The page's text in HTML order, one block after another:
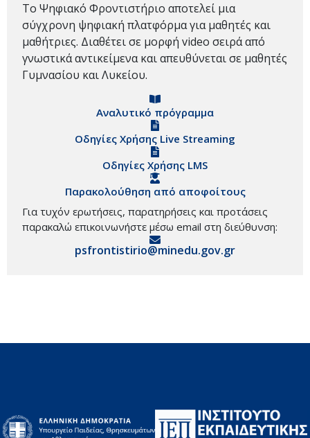
Το Ψηφιακό Φροντιστήριο αποτελεί μια
σύγχρονη ψηφιακή πλατφόρμα για μαθητές και
μαθήτριες. Διαθέτει σε μορφή video σειρά από
γνωστικά αντικείμενα και απευθύνεται σε μαθητές
Γυμνασίου και Λυκείου.
Αναλυτικό πρόγραμμα
Οδηγίες Χρήσης Live Streaming
Οδηγίες Χρήσης LMS
Παρακολούθηση από αποφοίτους
Για τυχόν ερωτήσεις, παρατηρήσεις και προτάσεις
παρακαλώ επικοινωνήστε μέσω email στη διεύθυνση:
psfrontistirio@minedu.gov.gr